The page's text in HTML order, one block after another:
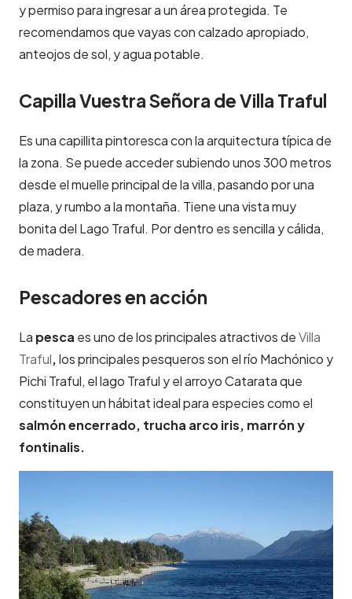
y permiso para ingresar a un área protegida. Te
recomendamos que vayas con calzado apropiado,
anteojos de sol, y agua potable.
Capilla Vuestra Señora de Villa Traful
Es una capillita pintoresca con la arquitectura típica de
la zona. Se puede acceder subiendo unos 300 metros
desde el muelle principal de la villa, pasando por una
plaza, y rumbo a la montaña. Tiene una vista muy
bonita del Lago Traful. Por dentro es sencilla y cálida,
de madera.
Pescadores en acción
La pesca es uno de los principales atractivos deVilla
Traful,los principales pesqueros son el río Machónico y
Pichi Traful, el lago Traful y el arroyo Catarata que
constituyen un hábitat ideal para especies como el
salmón encerrado, trucha arco iris, marrón y
fontinalis.